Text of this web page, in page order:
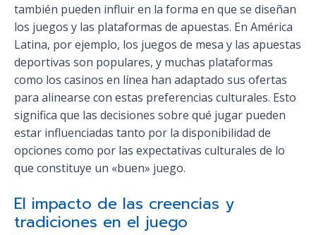
también pueden influir en la forma en que se diseñan
los juegos y las plataformas de apuestas. En América
Latina, por ejemplo, los juegos de mesa y las apuestas
deportivas son populares, y muchas plataformas
como los casinos en línea han adaptado sus ofertas
para alinearse con estas preferencias culturales. Esto
significa que las decisiones sobre qué jugar pueden
estar influenciadas tanto por la disponibilidad de
opciones como por las expectativas culturales de lo
que constituye un «buen» juego.
El impacto de las creencias y
tradiciones en el juego